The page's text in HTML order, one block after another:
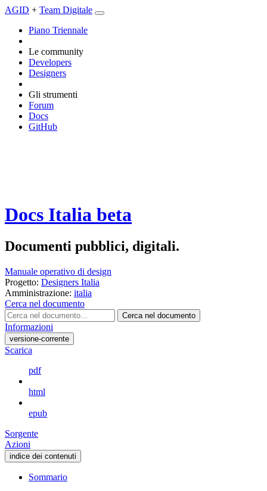
AGID + Team Digitale
Piano Triennale
Le community
Developers
Designers
Gli strumenti
Forum
Docs
GitHub
Docs Italia beta
Documenti pubblici, digitali.
Manuale operativo di design
Progetto: Designers Italia
Amministrazione: italia
Cerca nel documento
Cerca nel documento
Informazioni
versione-corrente
Scarica
pdf
html
epub
Sorgente
Azioni
indice dei contenuti
Sommario